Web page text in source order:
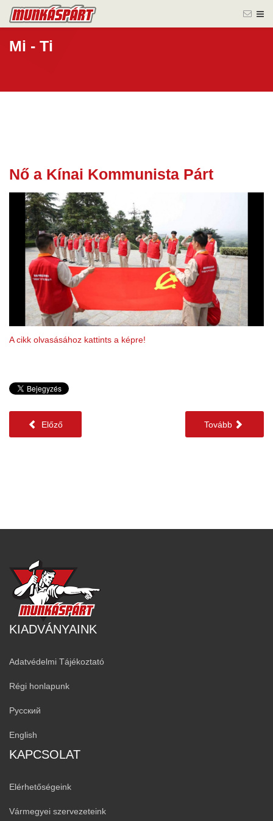
Mi - Ti
2026
Nő a Kínai Kommunista Párt
A cikk olvasásához kattints a képre!
Előző Tovább
KIADVÁNYAINK
Adatvédelmi Tájékoztató
Régi honlapunk
Русский
English
KAPCSOLAT
Elérhetőségeink
Vármegyei szervezeteink